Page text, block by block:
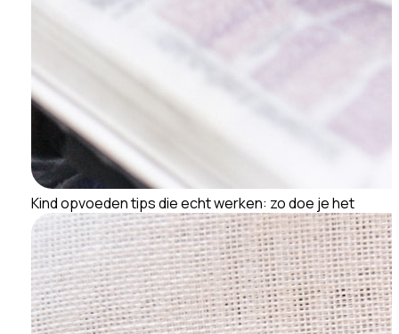
Kind opvoeden tips die echt werken: zo doe je het